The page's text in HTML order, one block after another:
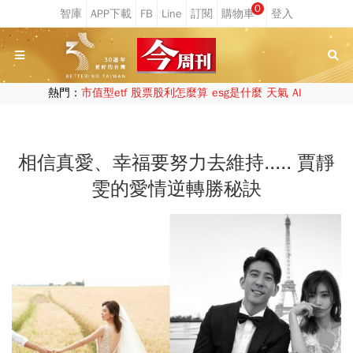
0
熱門： 市值型etf 股票股利怎麼算 esg是什麼 天氣 AI
相信真愛、幸福要努力去維持..... 賈靜
雯的愛情逆轉勝秘訣